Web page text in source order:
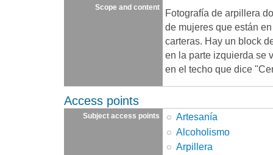
Scope and content
Fotografía de arpillera
de mujeres que están
carteras. Hay un block
en la parte izquierda se
en el techo que dice
Access points
Subject access points
Artesanía
Alcoholismo
Arpillera